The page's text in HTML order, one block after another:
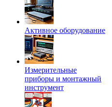
Активное оборудование
Измерительные
приборы и монтажный
инструмент